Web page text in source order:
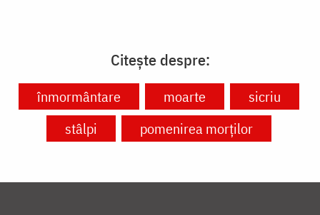
Citește despre:
înmormântare moarte
sicriu
stâlpi
pomenirea morților